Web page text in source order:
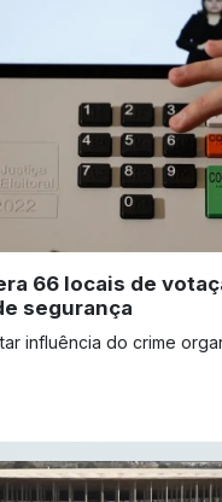
66 locais de
segurança
influência do crime